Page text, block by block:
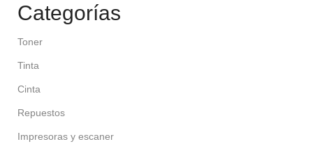
Categorías
Toner
Tinta
Cinta
Repuestos
Impresoras y escaner